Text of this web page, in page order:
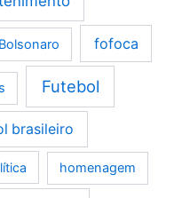
fofoca
Futebol
brasileiro
homenagem